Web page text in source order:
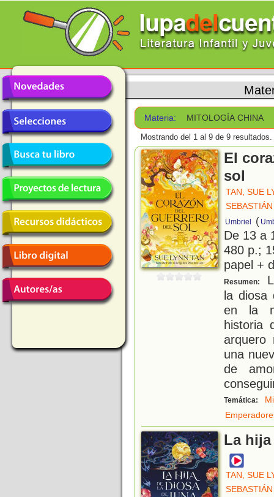
Materia: MITOLOGÍA CHINA
Mostrando del 1 al 9 de 9 resultados.
El
sol
TAN, SUE
Umbriel (
De 13 a
480 p.;
papel +
Resumen:
la diosa
en la
historia
arquero
una
de
Temática:
La
TAN, SUE